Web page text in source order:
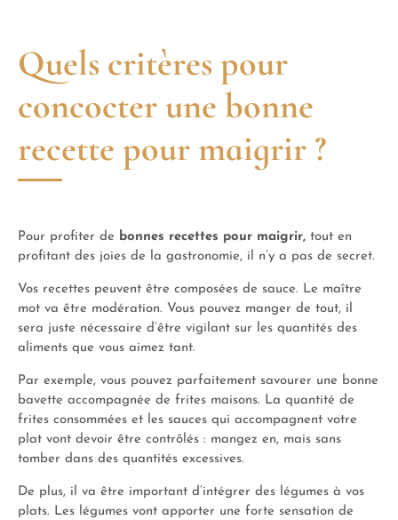
Quels critères pour
concocter une bonne
recette pour maigrir ?
Pour profiter de bonnes recettes pour maigrir, tout en
profitant des joies de la gastronomie, il n’y a pas de secret.
Vos recettes peuvent être composées de sauce. Le maître
mot va être modération. Vous pouvez manger de tout, il
sera juste nécessaire d’être vigilant sur les quantités des
aliments que vous aimez tant.
Par exemple, vous pouvez parfaitement savourer une bonne
bavette accompagnée de frites maisons. La quantité de
frites consommées et les sauces qui accompagnent votre
plat vont devoir être contrôlés : mangez en, mais sans
tomber dans des quantités excessives.
De plus, il va être important d’intégrer des légumes à vos
plats. Les légumes vont apporter une forte sensation de